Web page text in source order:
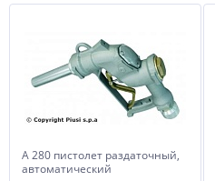
A 280 пистолет раздаточный,
автоматический